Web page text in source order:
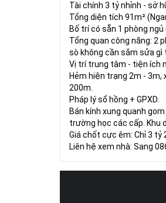
Tài chính 3 tỷ nhỉnh - sở
Tổng diện tích 91m²
Bố trí có sẵn 1 phòng
Tổng quan công năng: 2
sò không cần sắm sửa gì
Vị trí trung tâm - tiện ích
Hẻm hiện trạng 2m - 3m,
200m.
Pháp lý sổ hồng + GPXD.
Bán kính xung quanh
trường học các cấp. Khu
Giá chốt cực êm: Chỉ 3 tỷ
Liên hệ xem nhà: Sang